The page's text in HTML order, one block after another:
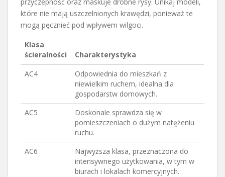
przyczepność oraz maskuje drobne rysy. Unikaj modeli,
które nie mają uszczelnionych krawędzi, ponieważ te
mogą pęcznieć pod wpływem wilgoci.
Klasa
ścieralności
Charakterystyka
AC4
Odpowiednia do mieszkań z
niewielkim ruchem, idealna dla
gospodarstw domowych.
AC5
Doskonale sprawdza się w
pomieszczeniach o dużym natężeniu
ruchu.
AC6
Najwyższa klasa, przeznaczona do
intensywnego użytkowania, w tym w
biurach i lokalach komercyjnych.